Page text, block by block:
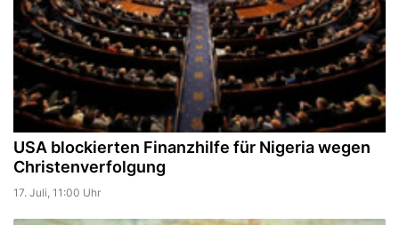
USA blockierten Finanzhilfe für Nigeria wegen
Christenverfolgung
17. Juli, 11:00 Uhr